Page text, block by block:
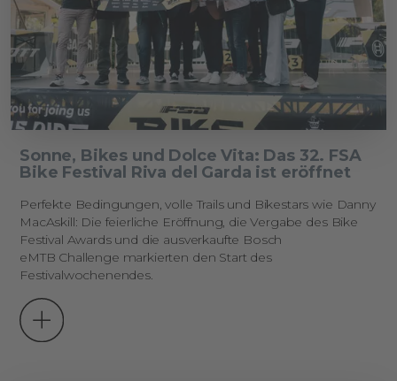
Sonne, Bikes und Dolce Vita: Das 32. FSA
Bike Festival Riva del Garda ist eröffnet
Perfekte Bedingungen, volle Trails und Bikestars wie Danny
MacAskill: Die feierliche Eröffnung, die Vergabe des Bike
Festival Awards und die ausverkaufte Bosch
eMTB Challenge markierten den Start des
Festivalwochenendes.